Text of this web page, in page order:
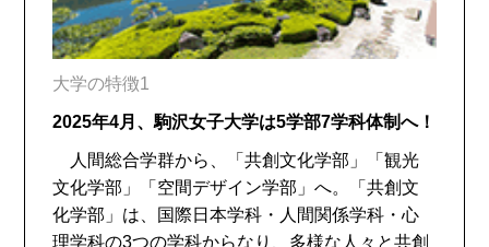
大学の特徴1
2025年4月、駒沢女子大学は5学部7学科体制へ！
人間総合学群から、「共創文化学部」「観光
文化学部」「空間デザイン学部」へ。「共創文
化学部」は、国際日本学科・人間関係学科・心
理学科の3つの学科からなり、多様な人々と共創